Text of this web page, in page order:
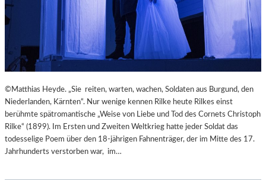
©Matthias Heyde. „Sie reiten, warten, wachen, Soldaten aus Burgund, den
Niederlanden, Kärnten“. Nur wenige kennen Rilke heute Rilkes einst
berühmte spätromantische „Weise von Liebe und Tod des Cornets Christoph
Rilke“ (1899). Im Ersten und Zweiten Weltkrieg hatte jeder Soldat das
todesselige Poem über den 18-jährigen Fahnenträger, der im Mitte des 17.
Jahrhunderts verstorben war, im…